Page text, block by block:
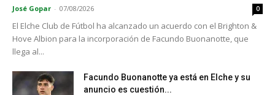
José Gopar - 07/08/2026 0
El Elche Club de Fútbol ha alcanzado un acuerdo con el Brighton &
Hove Albion para la incorporación de Facundo Buonanotte, que
llega al...
Facundo Buonanotte ya está en Elche y su
anuncio es cuestión...